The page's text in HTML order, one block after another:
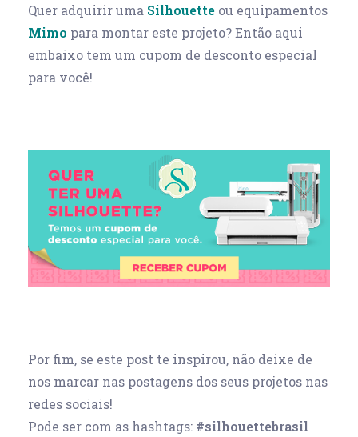
Quer adquirir uma Silhouette ou equipamentos
Mimo para montar este projeto? Então aqui
embaixo tem um cupom de desconto especial
para você!
Por fim, se este post te inspirou, não deixe de
nos marcar nas postagens dos seus projetos nas
redes sociais!
Pode ser com as hashtags: #silhouettebrasil